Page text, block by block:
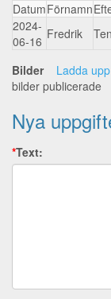
DatumFörnamn
2024-
06-16 Fredrik
Bilder Ladda
bilder publicerade
Nya
*Text: